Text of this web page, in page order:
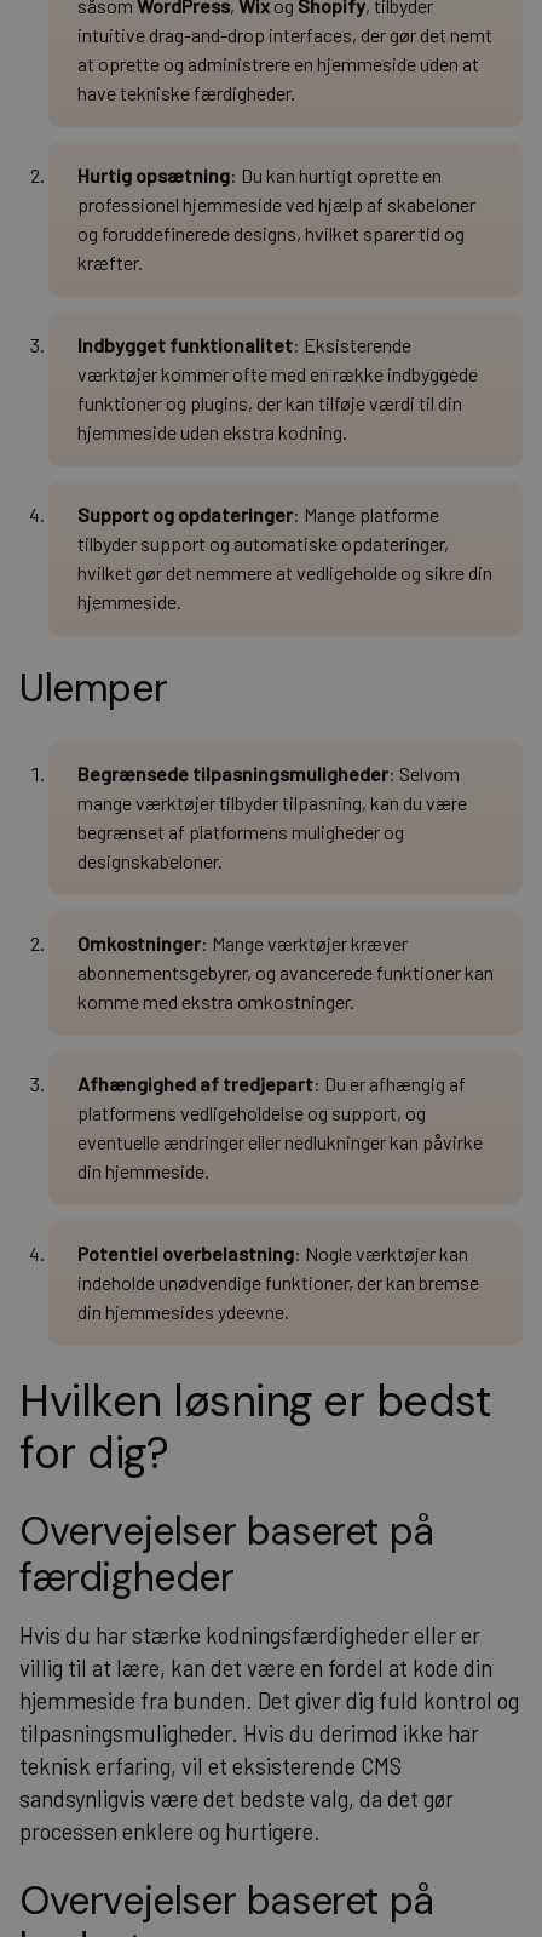
såsom WordPress, Wix og Shopify, tilbyder
intuitive drag-and-drop interfaces, der gør det nemt
at oprette og administrere en hjemmeside uden at
have tekniske færdigheder.
Hurtig opsætning: Du kan hurtigt oprette en
professionel hjemmeside ved hjælp af skabeloner
og foruddefinerede designs, hvilket sparer tid og
kræfter.
Indbygget funktionalitet: Eksisterende
værktøjer kommer ofte med en række indbyggede
funktioner og plugins, der kan tilføje værdi til din
hjemmeside uden ekstra kodning.
Support og opdateringer: Mange platforme
tilbyder support og automatiske opdateringer,
hvilket gør det nemmere at vedligeholde og sikre din
hjemmeside.
Ulemper
Begrænsede tilpasningsmuligheder: Selvom
mange værktøjer tilbyder tilpasning, kan du være
begrænset af platformens muligheder og
designskabeloner.
Omkostninger: Mange værktøjer kræver
abonnementsgebyrer, og avancerede funktioner kan
komme med ekstra omkostninger.
Afhængighed af tredjepart: Du er afhængig af
platformens vedligeholdelse og support, og
eventuelle ændringer eller nedlukninger kan påvirke
din hjemmeside.
Potentiel overbelastning: Nogle værktøjer kan
indeholde unødvendige funktioner, der kan bremse
din hjemmesides ydeevne.
Hvilken løsning er bedst
for dig?
Overvejelser baseret på
færdigheder
Hvis du har stærke kodningsfærdigheder eller er
villig til at lære, kan det være en fordel at kode din
hjemmeside fra bunden. Det giver dig fuld kontrol og
tilpasningsmuligheder. Hvis du derimod ikke har
teknisk erfaring, vil et eksisterende CMS
sandsynligvis være det bedste valg, da det gør
processen enklere og hurtigere.
Overvejelser baseret på